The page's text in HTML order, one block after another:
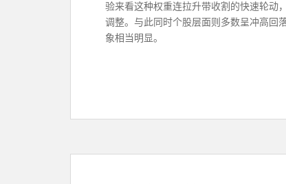
验来看这种权重连拉升带收割的快速轮动
调整。与此同时个股层面则多数呈冲高回
象相当明显。